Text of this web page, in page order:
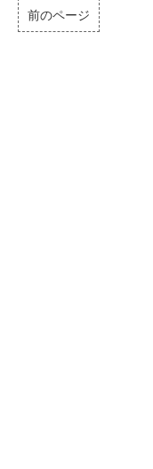
前のページ